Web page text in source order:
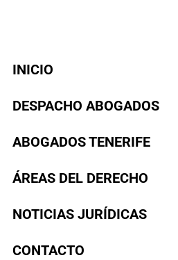
INICIO
DESPACHO ABOGADOS
ABOGADOS TENERIFE
ÁREAS DEL DERECHO
NOTICIAS JURÍDICAS
CONTACTO